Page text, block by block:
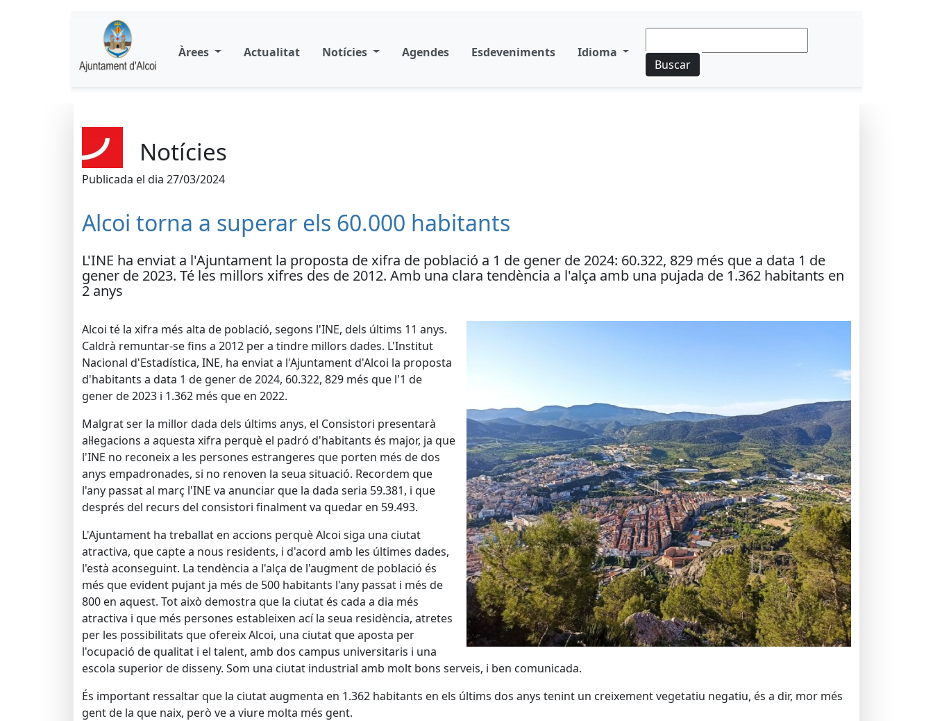
Àrees Actualitat Notícies Agendes Esdeveniments
Idioma
Buscar
Notícies
Publicada el dia 27/03/2024
Alcoi torna a superar els 60.000 habitants
L'INE ha enviat a l'Ajuntament la proposta de xifra de població a 1 de gener de 2024: 60.322, 829 més que a data 1 de
gener de 2023. Té les millors xifres des de 2012. Amb una clara tendència a l'alça amb una pujada de 1.362 habitants en
2 anys
Alcoi té la xifra més alta de població, segons l'INE, dels últims 11 anys.
Caldrà remuntar-se fins a 2012 per a tindre millors dades. L'Institut
Nacional d'Estadística, INE, ha enviat a l'Ajuntament d'Alcoi la proposta
d'habitants a data 1 de gener de 2024, 60.322, 829 més que l'1 de
gener de 2023 i 1.362 més que en 2022.
Malgrat ser la millor dada dels últims anys, el Consistori presentarà
al·legacions a aquesta xifra perquè el padró d'habitants és major, ja que
l'INE no reconeix a les persones estrangeres que porten més de dos
anys empadronades, si no renoven la seua situació. Recordem que
l'any passat al març l'INE va anunciar que la dada seria 59.381, i que
després del recurs del consistori finalment va quedar en 59.493.
L'Ajuntament ha treballat en accions perquè Alcoi siga una ciutat
atractiva, que capte a nous residents, i d'acord amb les últimes dades,
l'està aconseguint. La tendència a l'alça de l'augment de població és
més que evident pujant ja més de 500 habitants l'any passat i més de
800 en aquest. Tot això demostra que la ciutat és cada a dia més
atractiva i que més persones estableixen ací la seua residència, atretes
per les possibilitats que ofereix Alcoi, una ciutat que aposta per
l'ocupació de qualitat i el talent, amb dos campus universitaris i una
escola superior de disseny. Som una ciutat industrial amb molt bons serveis, i ben comunicada.
És important ressaltar que la ciutat augmenta en 1.362 habitants en els últims dos anys tenint un creixement vegetatiu negatiu, és a dir, mor més
gent de la que naix, però ve a viure molta més gent.